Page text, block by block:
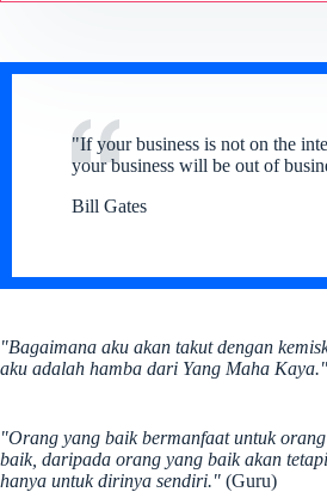
"If your business is not on the
your business will be out of
Bill Gates
"Bagaimana aku akan takut dengan
aku adalah hamba dari Yang Maha Kaya."
"Orang yang baik bermanfaat untuk
baik, daripada orang yang baik akan
hanya untuk dirinya sendiri." (Guru)